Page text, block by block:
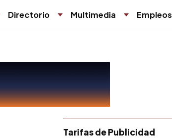
Directorio Multimedia Empleos
Tarifas de Publicidad